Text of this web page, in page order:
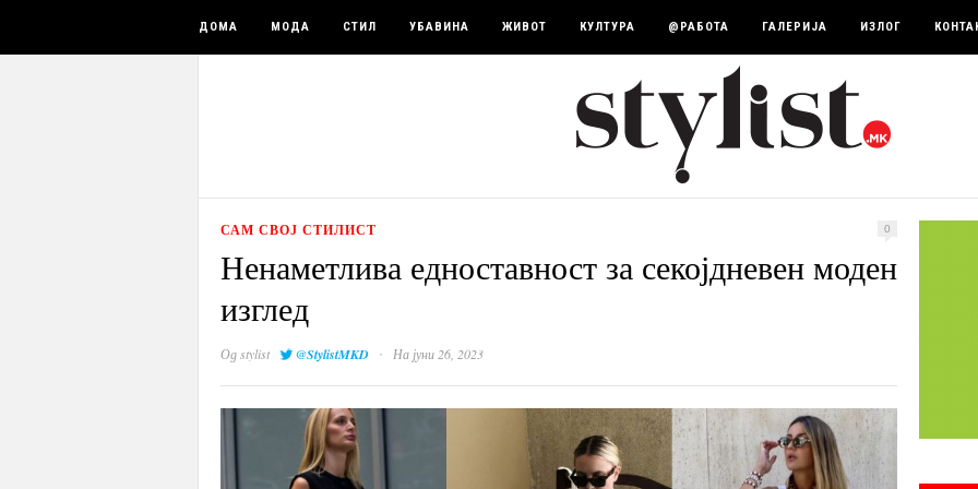
ДОМА МОДА СТИЛ УБАВИНА ЖИВОТ КУЛТУРА @РАБОТА ГАЛЕРИЈА ИЗЛОГ
САМ СВОЈ СТИЛИСТ 0
Ненаметлива едноставност за секојдневен моден
изглед
Одstylist @StylistMKD · На јуни 26, 2023